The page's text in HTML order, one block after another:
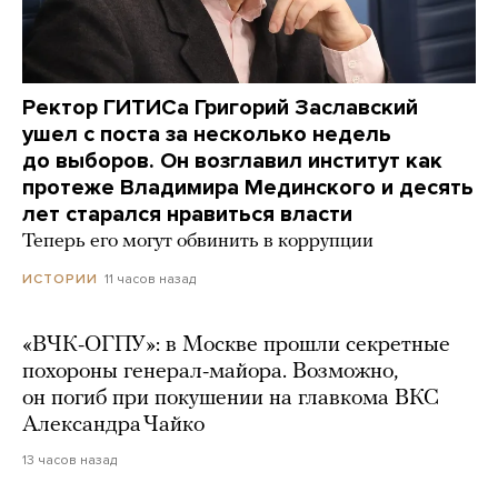
Ректор ГИТИСа Григорий Заславский
ушел с поста за несколько недель
до выборов. Он возглавил институт как
протеже Владимира Мединского и десять
лет старался нравиться власти
Теперь его могут обвинить в коррупции
ИСТОРИИ 11 часов назад
«ВЧК-ОГПУ»: в Москве прошли секретные
похороны генерал-майора. Возможно,
он погиб при покушении на главкома ВКС
Александра Чайко
13 часов назад